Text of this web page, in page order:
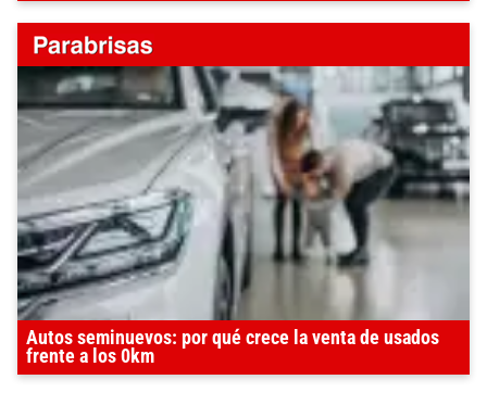
Autos seminuevos: por qué crece la venta de usados
frente a los 0km